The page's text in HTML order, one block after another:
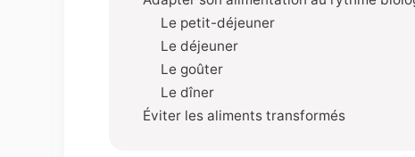
Le petit-déjeuner
Le déjeuner
Le goûter
Le dîner
Éviter les aliments transformés